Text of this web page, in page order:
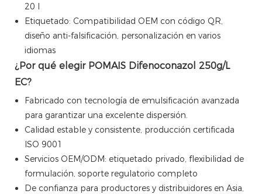
20 l
Etiquetado: Compatibilidad OEM con código QR,
diseño anti-falsificación, personalización en varios
idiomas
¿Por qué elegir POMAIS Difenoconazol 250g/L
EC?
Fabricado con tecnología de emulsificación avanzada
para garantizar una excelente dispersión.
Calidad estable y consistente, producción certificada
ISO 9001
Servicios OEM/ODM: etiquetado privado, flexibilidad de
formulación, soporte regulatorio completo
De confianza para productores y distribuidores en Asia,